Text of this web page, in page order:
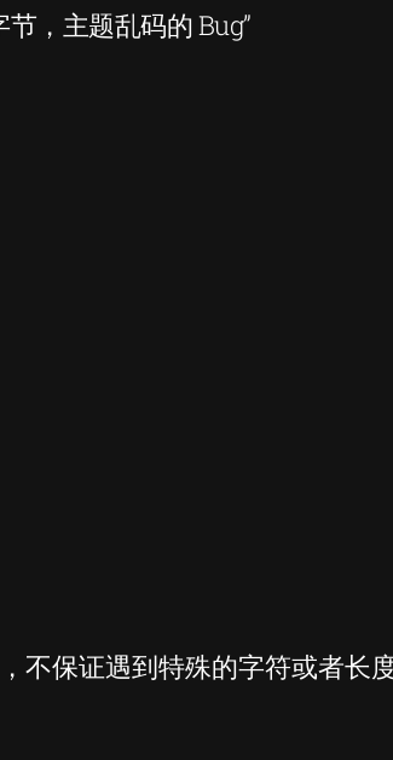
，主题乱码的 Bug”
不保证遇到特殊的字符或者长